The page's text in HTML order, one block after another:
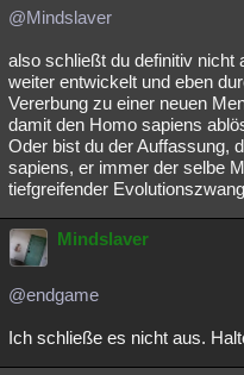
@Mindslaver
also schließt du definitiv
weiter entwickelt und eben
Vererbung zu einer neuen
damit den Homo sapiens
Oder bist du der Auffassung,
sapiens, er immer der selbe
tiefgreifender
Mindslaver
@endgame
Ich schließe es nicht aus.